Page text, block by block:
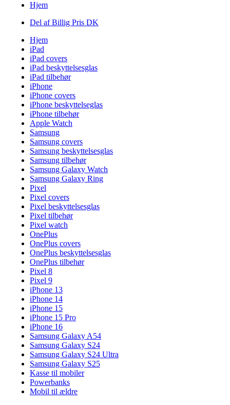
Hjem
Del af Billig Pris DK
Hjem
iPad
iPad covers
iPad beskyttelsesglas
iPad tilbehør
iPhone
iPhone covers
iPhone beskyttelseglas
iPhone tilbehør
Apple Watch
Samsung
Samsung covers
Samsung beskyttelsesglas
Samsung tilbehør
Samsung Galaxy Watch
Samsung Galaxy Ring
Pixel
Pixel covers
Pixel beskyttelsesglas
Pixel tilbehør
Pixel watch
OnePlus
OnePlus covers
OnePlus beskyttelsesglas
OnePlus tilbehør
Pixel 8
Pixel 9
iPhone 13
iPhone 14
iPhone 15
iPhone 15 Pro
iPhone 16
Samsung Galaxy A54
Samsung Galaxy S24
Samsung Galaxy S24 Ultra
Samsung Galaxy S25
Kasse til mobiler
Powerbanks
Mobil til ældre